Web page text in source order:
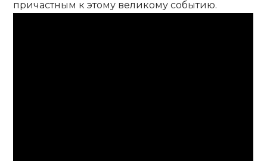
причастным к этому великому событию.